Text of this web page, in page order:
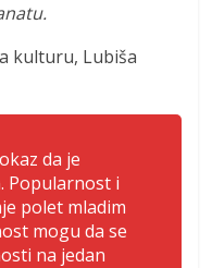
kulturu, Lubiša
da je
Popularnost i
polet mladim
mogu da se
na jedan